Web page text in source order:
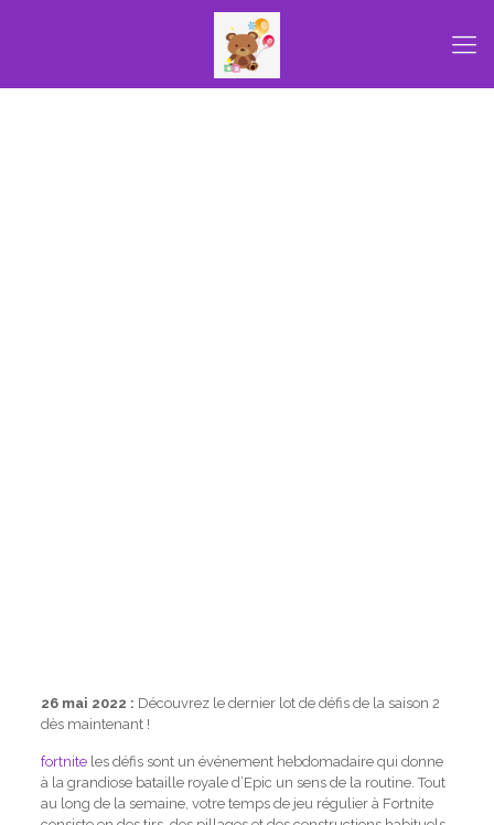
26 mai 2022 : Découvrez le dernier lot de défis de la saison 2
dès maintenant !
fortniteles défis sont un événement hebdomadaire qui donne
à la grandiose bataille royale d’Epic un sens de la routine. Tout
au long de la semaine, votre temps de jeu régulier à Fortnite